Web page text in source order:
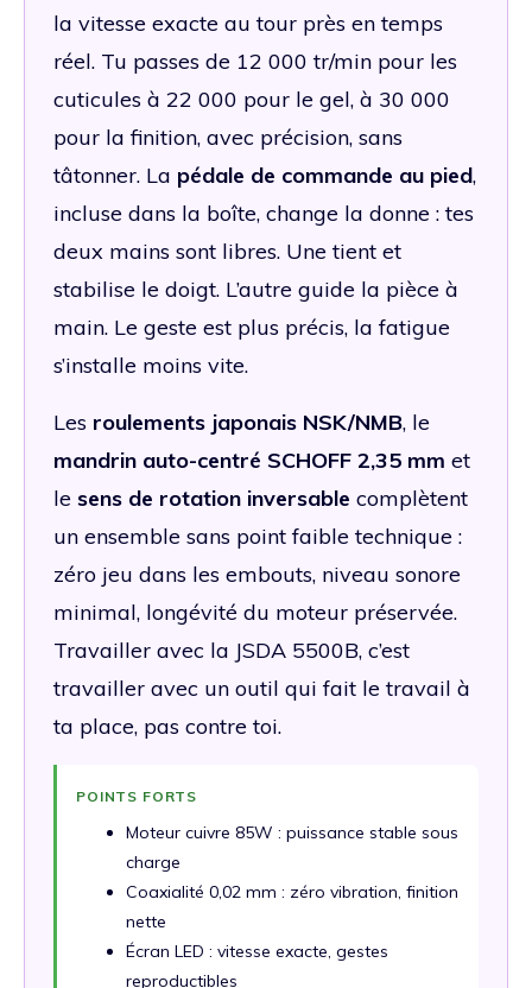
la vitesse exacte au tour près en temps
réel. Tu passes de 12 000 tr/min pour les
cuticules à 22 000 pour le gel, à 30 000
pour la finition, avec précision, sans
tâtonner. La pédale de commande au pied,
incluse dans la boîte, change la donne : tes
deux mains sont libres. Une tient et
stabilise le doigt. L’autre guide la pièce à
main. Le geste est plus précis, la fatigue
s’installe moins vite.
Les roulements japonais NSK/NMB, le
mandrin auto-centré SCHOFF 2,35 mm et
le sens de rotation inversable complètent
un ensemble sans point faible technique :
zéro jeu dans les embouts, niveau sonore
minimal, longévité du moteur préservée.
Travailler avec la JSDA 5500B, c’est
travailler avec un outil qui fait le travail à
ta place, pas contre toi.
POINTS FORTS
Moteur cuivre 85W : puissance stable sous
charge
Coaxialité 0,02 mm : zéro vibration, finition
nette
Écran LED : vitesse exacte, gestes
reproductibles